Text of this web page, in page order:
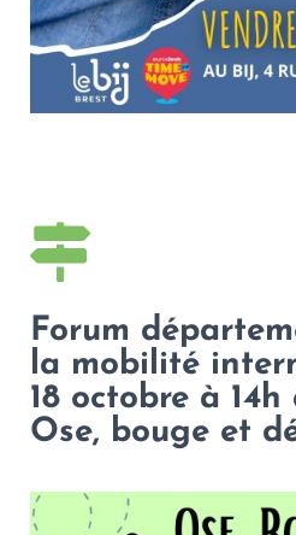
Forum
la mobilité
18 octobre à
Ose, bouge et